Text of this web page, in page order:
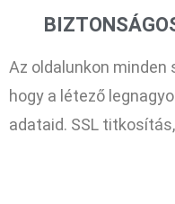
Az oldalunkon
hogy a létező
adataid. SSL